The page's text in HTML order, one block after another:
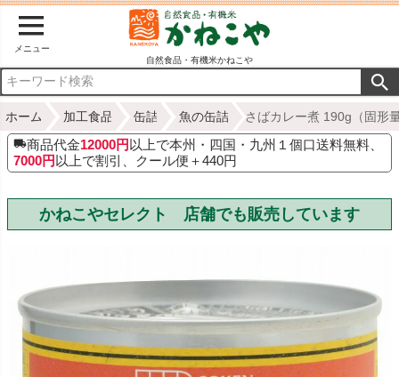
メニュー
自然食品・有機米かねこや
ホーム 加工食品 缶詰 魚の缶詰 さばカレー煮 190g（固形
商品代金12000円 以上で本州・四国・九州１個口送料無料、
7000円 以上で割引、クール便＋440円
かねこやセレクト 店舗でも販売しています